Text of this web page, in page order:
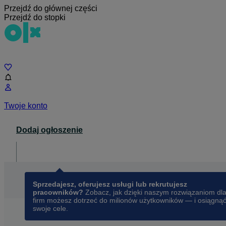
Przejdź do głównej części
Przejdź do stopki
Twoje konto
Dodaj ogłoszenie
Sprzedajesz, oferujesz usługi lub rekrutujesz
pracowników? Zobacz, jak dzięki naszym rozwiązaniom dla
firm możesz dotrzeć do milionów użytkowników — i osiągnąć
swoje cele.